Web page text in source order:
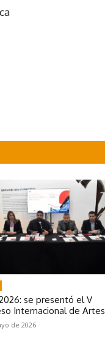
se presentó el V
Internacional de Artes
de 2026